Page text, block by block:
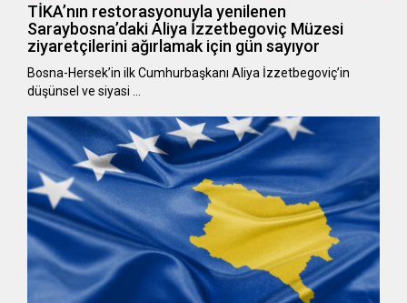
TİKA’nın restorasyonuyla yenilenen
Saraybosna’daki Aliya İzzetbegoviç Müzesi
ziyaretçilerini ağırlamak için gün sayıyor
Bosna-Hersek’in ilk Cumhurbaşkanı Aliya İzzetbegoviç’in
düşünsel ve siyasi …